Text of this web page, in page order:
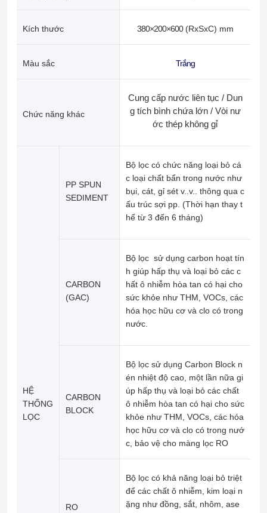
Kích thước 380×200×600(RxSxC) mm
Màu sắc Trắng
Chức năng khác
Cung cấp nước liên tục / Dun
g tích bình chứa lớn / Vòi nư
ớc thép không gỉ
HỆ
THỐNG
LỌC
PP SPUN
SEDIMENT
Bộ lọc có chức năng loại bỏ cá
c loại chất bẩn trong nước như
bụi, cát, gỉ sét v..v.. thông qua c
ấu trúc sợi pp. (Thời hạn thay t
hế từ 3 đến 6 tháng)
CARBON
(GAC)
Bộ lọc sử dụng carbon hoạt tín
h giúp hấp thụ và loại bỏ các c
hất ô nhiễm hòa tan có hại cho
sức khỏe như THM, VOCs, các
hóa học hữu cơ và clo có trong
nước.
CARBON
BLOCK
Bộ lọc sử dụng Carbon Block n
én nhiệt độ cao, một lần nữa gi
úp hấp thụ và loại bỏ các chất
ô nhiễm hòa tan có hại cho sức
khỏe như THM, VOCs, các hóa
học hữu cơ và clo có trong nướ
c, bảo vệ cho màng lọc RO
RO
Bộ lọc có khả năng loại bỏ triệt
để các chất ô nhiễm, kim loại n
ặng như đồng, sắt, nhôm, ase